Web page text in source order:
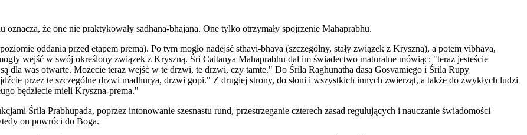
że one nie praktykowały sadhana-bhajana. One tylko otrzymały spojrzenie Mahaprabhu.
oddania przed etapem prema). Po tym mogło nadejść sthayi-bhava (szczególny, stały związek z Kryszną), a potem vibhava,
wejść w swój określony związek z Kryszną. Śri Caitanya Mahaprabhu dał im świadectwo maturalne mówiąc: "teraz jesteście
dla was otwarte. Możecie teraz wejść w te drzwi, te drzwi, czy tamte." Do Śrila Raghunatha dasa Gosvamiego i Śrila Rupy
przez te szczególne drzwi madhurya, drzwi gopi." Z drugiej strony, do słoni i wszystkich innych zwierząt, a także do zwykłych ludzi
będziecie mieli Kryszna-prema."
Śrila Prabhupada, poprzez intonowanie szesnastu rund, przestrzeganie czterech zasad regulujących i nauczanie świadomości
on powróci do Boga.